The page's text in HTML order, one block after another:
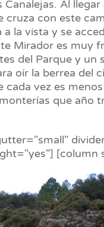
Canalejas. Al
cruza con este
a la vista y se
Mirador es muy
del Parque y un
oír la berrea del
cada vez es
que año
[column